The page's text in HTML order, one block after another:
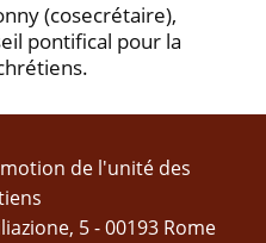
(cosecrétaire),
pontifical pour la
de l'unité des
5 - 00193 Rome